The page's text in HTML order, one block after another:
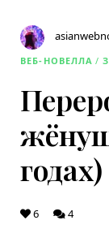
ВЕБ-НОВЕЛЛА /
6 4